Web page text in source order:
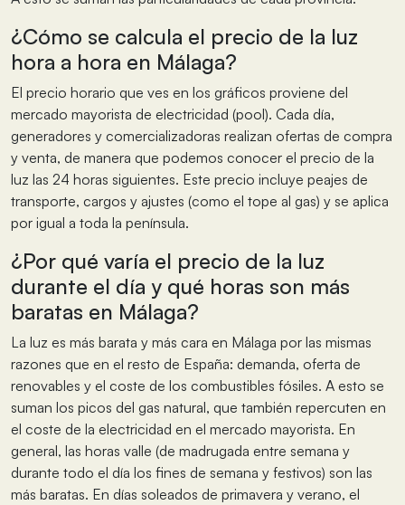
¿Cómo se calcula el precio de la luz
hora a hora en Málaga?
El precio horario que ves en los gráficos proviene del
mercado mayorista de electricidad (pool). Cada día,
generadores y comercializadoras realizan ofertas de compra
y venta, de manera que podemos conocer el precio de la
luz las 24 horas siguientes. Este precio incluye peajes de
transporte, cargos y ajustes (como el tope al gas) y se aplica
por igual a toda la península.
¿Por qué varía el precio de la luz
durante el día y qué horas son más
baratas en Málaga?
La luz es más barata y más cara en Málaga por las mismas
razones que en el resto de España: demanda, oferta de
renovables y el coste de los combustibles fósiles. A esto se
suman los picos del gas natural, que también repercuten en
el coste de la electricidad en el mercado mayorista. En
general, las horas valle (de madrugada entre semana y
durante todo el día los fines de semana y festivos) son las
más baratas. En días soleados de primavera y verano, el